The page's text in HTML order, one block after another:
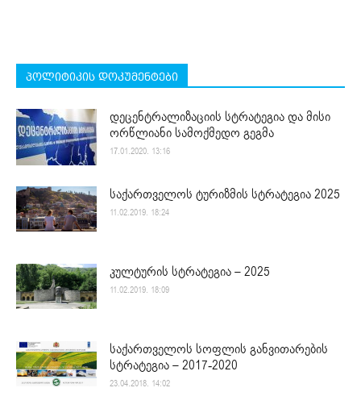
პოლიტიკის დოკუმენტები
დეცენტრალიზაციის სტრატეგია და მისი
ორწლიანი სამოქმედო გეგმა
17.01.2020. 13:16
საქართველოს ტურიზმის სტრატეგია 2025
11.02.2019. 18:24
კულტურის სტრატეგია – 2025
11.02.2019. 18:09
საქართველოს სოფლის განვითარების
სტრატეგია – 2017-2020
23.04.2018. 14:02